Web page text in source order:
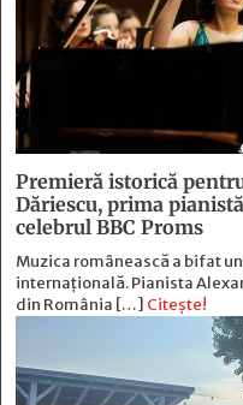
Premieră istorică
Dăriescu, prima
celebrul BBC Proms
Muzica românească a bifat
internațională. Pianista
din România […] Citește!